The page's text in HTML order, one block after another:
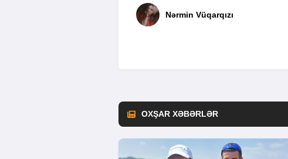
Nərmin Vüqarqızı
OXŞAR XƏBƏRLƏR